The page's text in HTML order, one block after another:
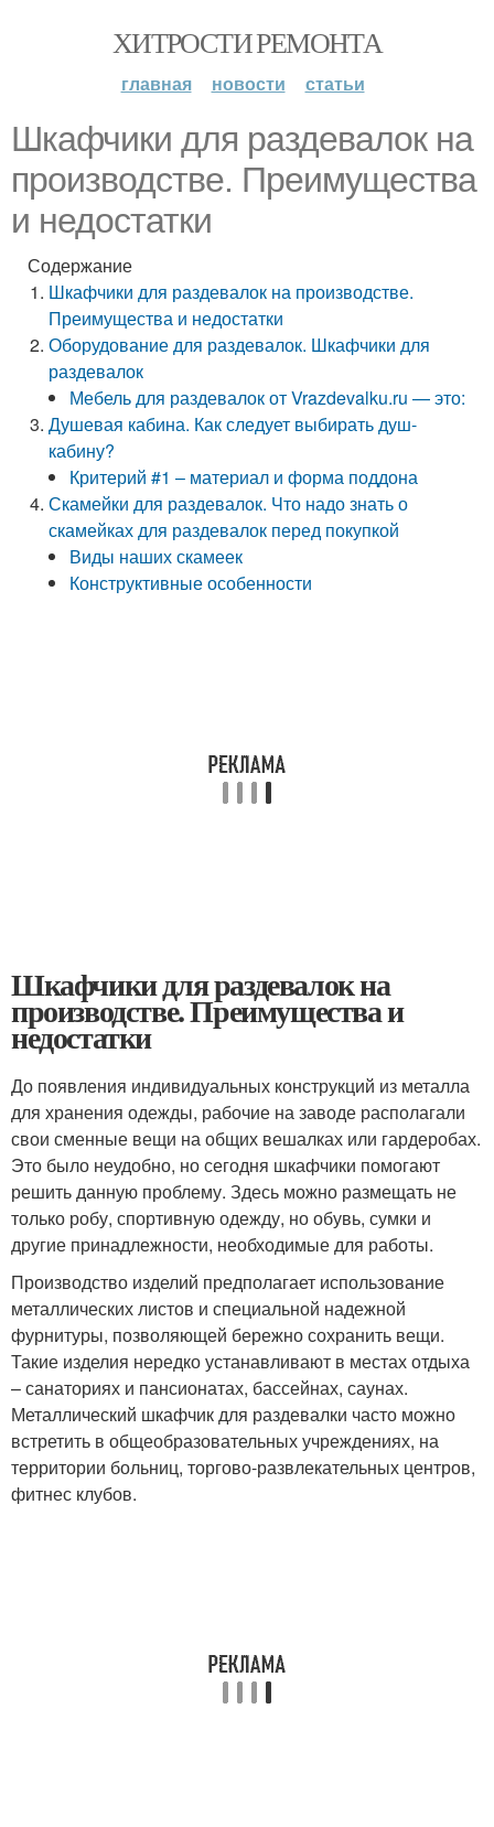
ХИТРОСТИ РЕМОНТА
главная новости статьи
Шкафчики для раздевалок на
производстве. Преимущества
и недостатки
Содержание
Шкафчики для раздевалок на производстве.
Преимущества и недостатки
Оборудование для раздевалок. Шкафчики для
раздевалок
Мебель для раздевалок от Vrazdevalku.ru — это:
Душевая кабина. Как следует выбирать душ-
кабину?
Критерий #1 – материал и форма поддона
Скамейки для раздевалок. Что надо знать о
скамейках для раздевалок перед покупкой
Виды наших скамеек
Конструктивные особенности
Шкафчики для раздевалок на
производстве. Преимущества и
недостатки
До появления индивидуальных конструкций из металла
для хранения одежды, рабочие на заводе располагали
свои сменные вещи на общих вешалках или гардеробах.
Это было неудобно, но сегодня шкафчики помогают
решить данную проблему. Здесь можно размещать не
только робу, спортивную одежду, но обувь, сумки и
другие принадлежности, необходимые для работы.
Производство изделий предполагает использование
металлических листов и специальной надежной
фурнитуры, позволяющей бережно сохранить вещи.
Такие изделия нередко устанавливают в местах отдыха
– санаториях и пансионатах, бассейнах, саунах.
Металлический шкафчик для раздевалки часто можно
встретить в общеобразовательных учреждениях, на
территории больниц, торгово-развлекательных центров,
фитнес клубов.